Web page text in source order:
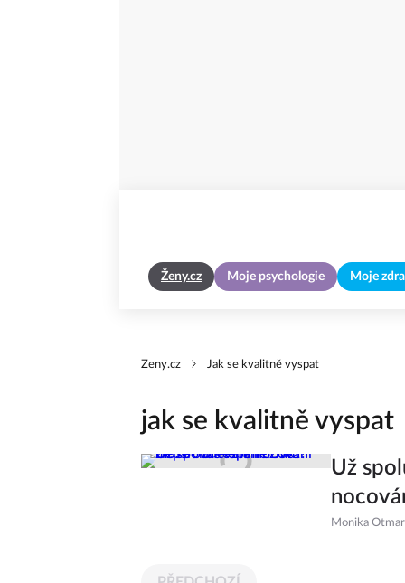
Ženy.cz Moje psychologie Moje
Zeny.cz Jak se kvalitně vyspat
jak se kvalitně vyspat
Už
Monika